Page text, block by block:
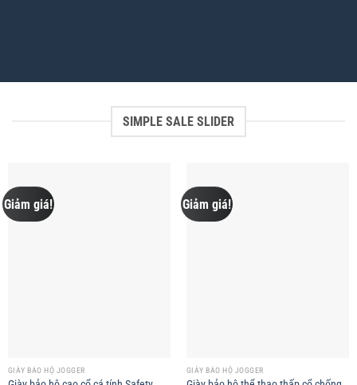
SIMPLE SALE SLIDER
Giảm giá!
GIÀY BẢO HỘ JOGGER
Giảm giá!
GIÀY BẢO HỘ JOGGER